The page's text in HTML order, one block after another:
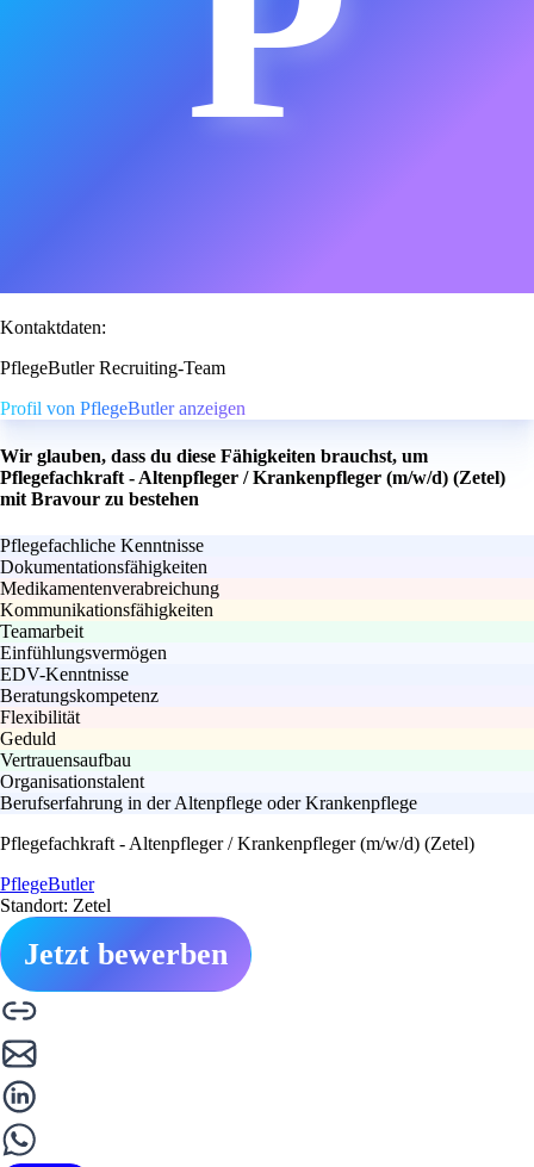
Kontaktdaten:
PflegeButler Recruiting-Team
Profil von PflegeButler anzeigen
Wir glauben, dass du diese Fähigkeiten brauchst, um
Pflegefachkraft - Altenpfleger / Krankenpfleger (m/w/d) (Zetel)
mit Bravour zu bestehen
Pflegefachliche Kenntnisse
Dokumentationsfähigkeiten
Medikamentenverabreichung
Kommunikationsfähigkeiten
Teamarbeit
Einfühlungsvermögen
EDV-Kenntnisse
Beratungskompetenz
Flexibilität
Geduld
Vertrauensaufbau
Organisationstalent
Berufserfahrung in der Altenpflege oder Krankenpflege
Pflegefachkraft - Altenpfleger / Krankenpfleger (m/w/d) (Zetel)
PflegeButler
Standort: Zetel
Jetzt bewerben